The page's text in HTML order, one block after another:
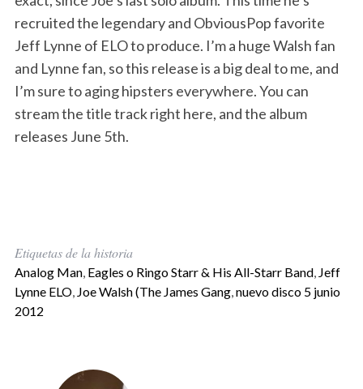
recruited the legendary and ObviousPop favorite
Jeff Lynne of ELO to produce. I’m a huge Walsh fan
and Lynne fan, so this release is a big deal to me, and
I’m sure to aging hipsters everywhere. You can
stream the title track right here, and the album
releases June 5th.
Etiquetas de la historia
Analog Man, Eagles o Ringo Starr & His All-Starr Band, Jeff
Lynne ELO, Joe Walsh (The James Gang,nuevo disco 5 junio
2012